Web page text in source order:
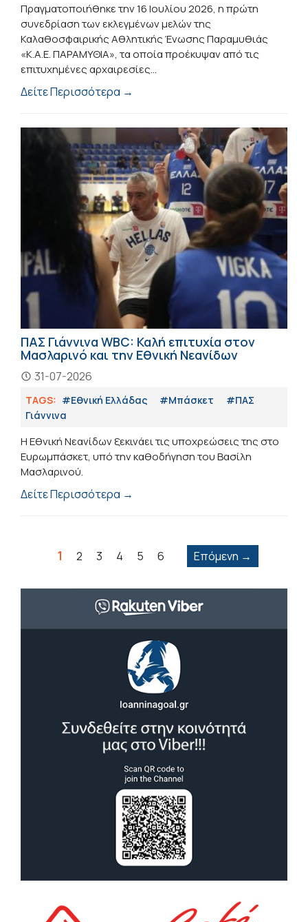
Πραγματοποιήθηκε την 16 Ιουλίου 2026, η πρώτη
συνεδρίαση των εκλεγμένων μελών της
Καλαθοσφαιρικής Αθλητικής Ένωσης Παραμυθιάς
«Κ.Α.Ε. ΠΑΡΑΜΥΘΙΑ», τα οποία προέκυψαν από τις
επιτυχημένες αρχαιρεσίες...
Δείτε Περισσότερα →
ΠΑΣ Γιάννινα WBC: Καλή επιτυχία στον
Μασλαρινό και την Εθνική Νεανίδων
31-07-2026
TAGS: #Εθνική Ελλάδας #Μπάσκετ
#ΠΑΣ
Γιάννινα
Η Εθνική Νεανίδων ξεκινάει τις υποχρεώσεις της στο
Ευρωμπάσκετ, υπό την καθοδήγηση του Βασίλη
Μασλαρινού.
Δείτε Περισσότερα →
1 2 3 4 5 6 Επόμενη →